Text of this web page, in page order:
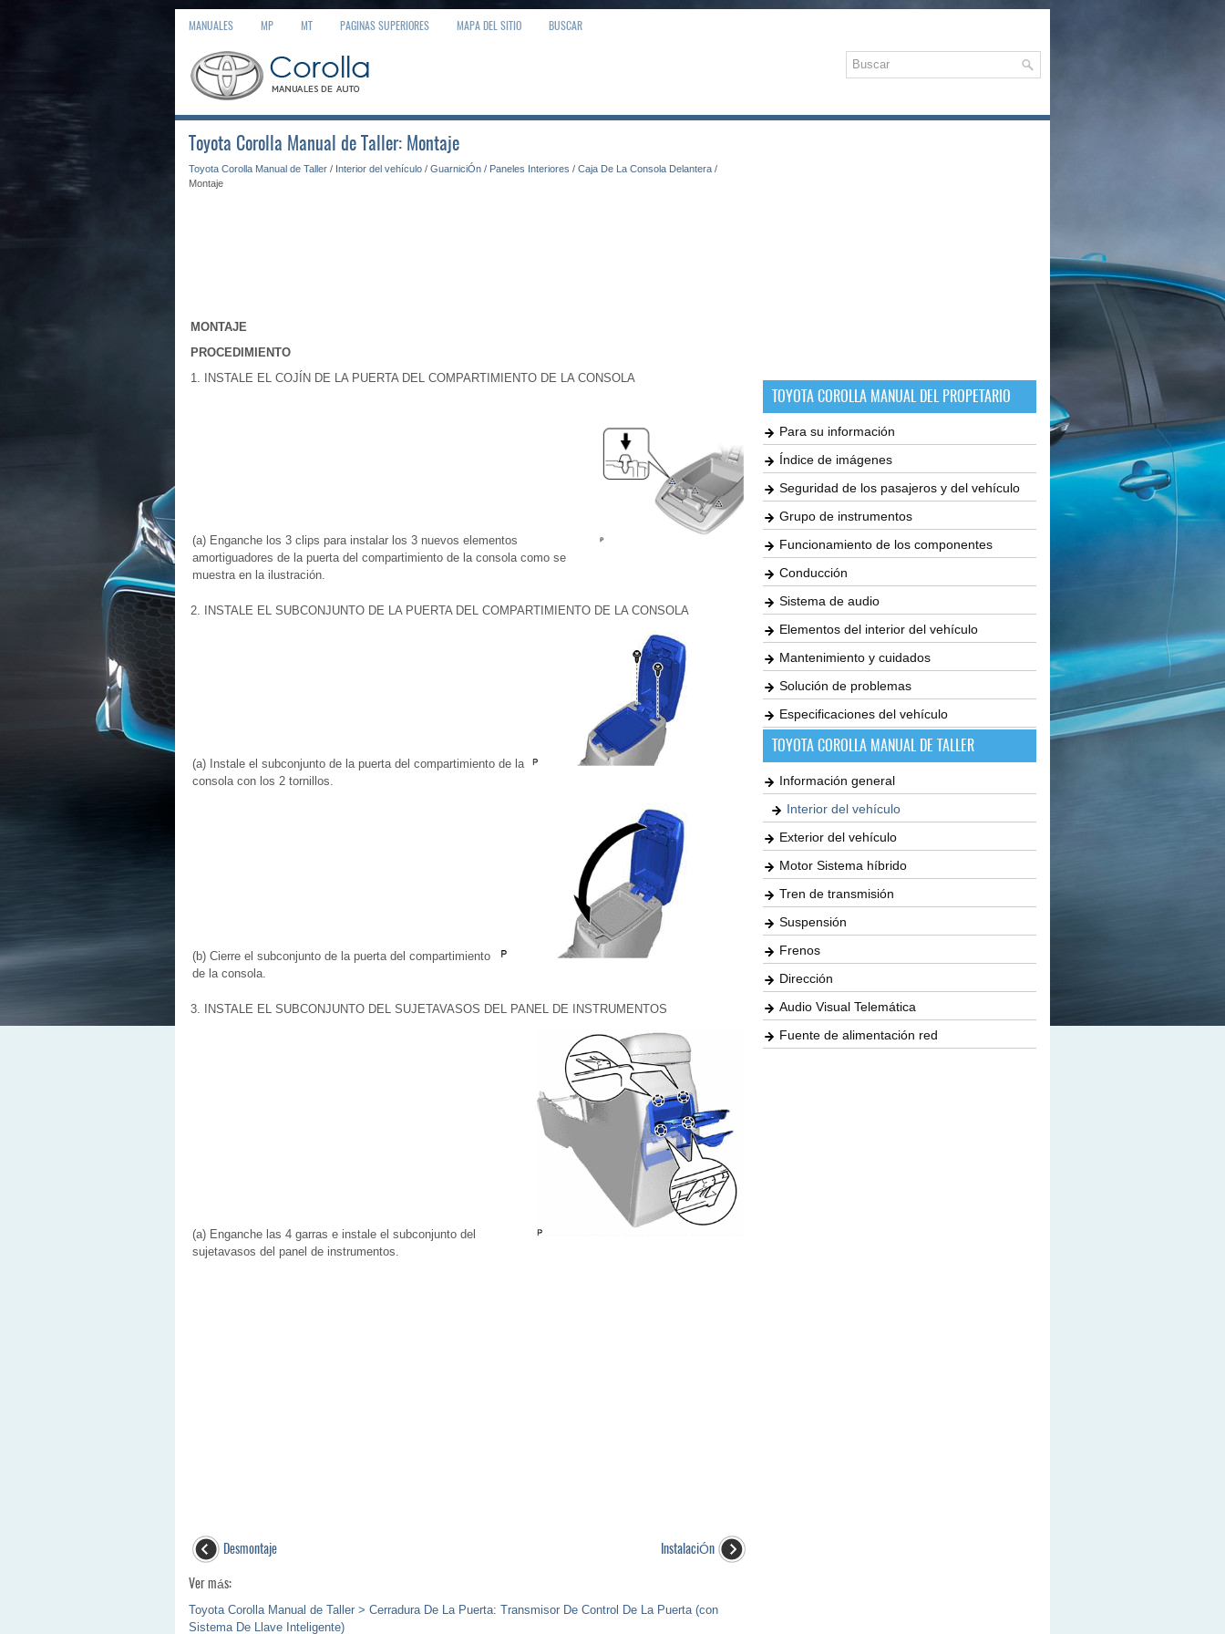
MANUALES MP MT PAGINAS SUPERIORES MAPA DEL SITIO BUSCAR
Toyota Corolla Manual de Taller: Montaje
Toyota Corolla Manual de Taller / Interior del vehículo / GuarniciÓn / Paneles Interiores / Caja De La Consola Delantera /
Montaje
MONTAJE
PROCEDIMIENTO
1. INSTALE EL COJÍN DE LA PUERTA DEL COMPARTIMIENTO DE LA CONSOLA
(a) Enganche los 3 clips para instalar los 3 nuevos elementos
amortiguadores de la puerta del compartimiento de la consola como se
muestra en la ilustración.
2. INSTALE EL SUBCONJUNTO DE LA PUERTA DEL COMPARTIMIENTO DE LA CONSOLA
(a) Instale el subconjunto de la puerta del compartimiento de la
consola con los 2 tornillos.
(b) Cierre el subconjunto de la puerta del compartimiento
de la consola.
3. INSTALE EL SUBCONJUNTO DEL SUJETAVASOS DEL PANEL DE INSTRUMENTOS
(a) Enganche las 4 garras e instale el subconjunto del
sujetavasos del panel de instrumentos.
Desmontaje
InstalaciÓn
Ver más:
Toyota Corolla Manual de Taller > Cerradura De La Puerta: Transmisor De Control De La Puerta (con
Sistema De Llave Inteligente)
TOYOTA COROLLA MANUAL DEL PROPETARIO
Para su información
Índice de imágenes
Seguridad de los pasajeros y del vehículo
Grupo de instrumentos
Funcionamiento de los componentes
Conducción
Sistema de audio
Elementos del interior del vehículo
Mantenimiento y cuidados
Solución de problemas
Especificaciones del vehículo
TOYOTA COROLLA MANUAL DE TALLER
Información general
Interior del vehículo
Exterior del vehículo
Motor Sistema híbrido
Tren de transmisión
Suspensión
Frenos
Dirección
Audio Visual Telemática
Fuente de alimentación red